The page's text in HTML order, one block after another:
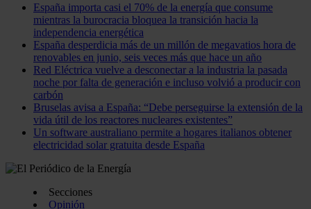
España importa casi el 70% de la energía que consume
mientras la burocracia bloquea la transición hacia la
independencia energética
España desperdicia más de un millón de megavatios hora de
renovables en junio, seis veces más que hace un año
Red Eléctrica vuelve a desconectar a la industria la pasada
noche por falta de generación e incluso volvió a producir con
carbón
Bruselas avisa a España: “Debe perseguirse la extensión de la
vida útil de los reactores nucleares existentes”
Un software australiano permite a hogares italianos obtener
electricidad solar gratuita desde España
Secciones
Opinión